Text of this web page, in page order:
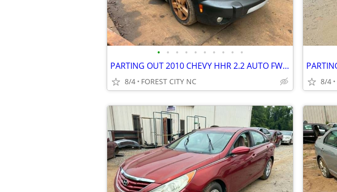
• • • • • • • • • •
PARTING OUT 2010 CHEVY HHR 2.2 AUTO FWD GOOD ENGINE TRANSMISSION
8/4 FOREST CITY NC 8/4